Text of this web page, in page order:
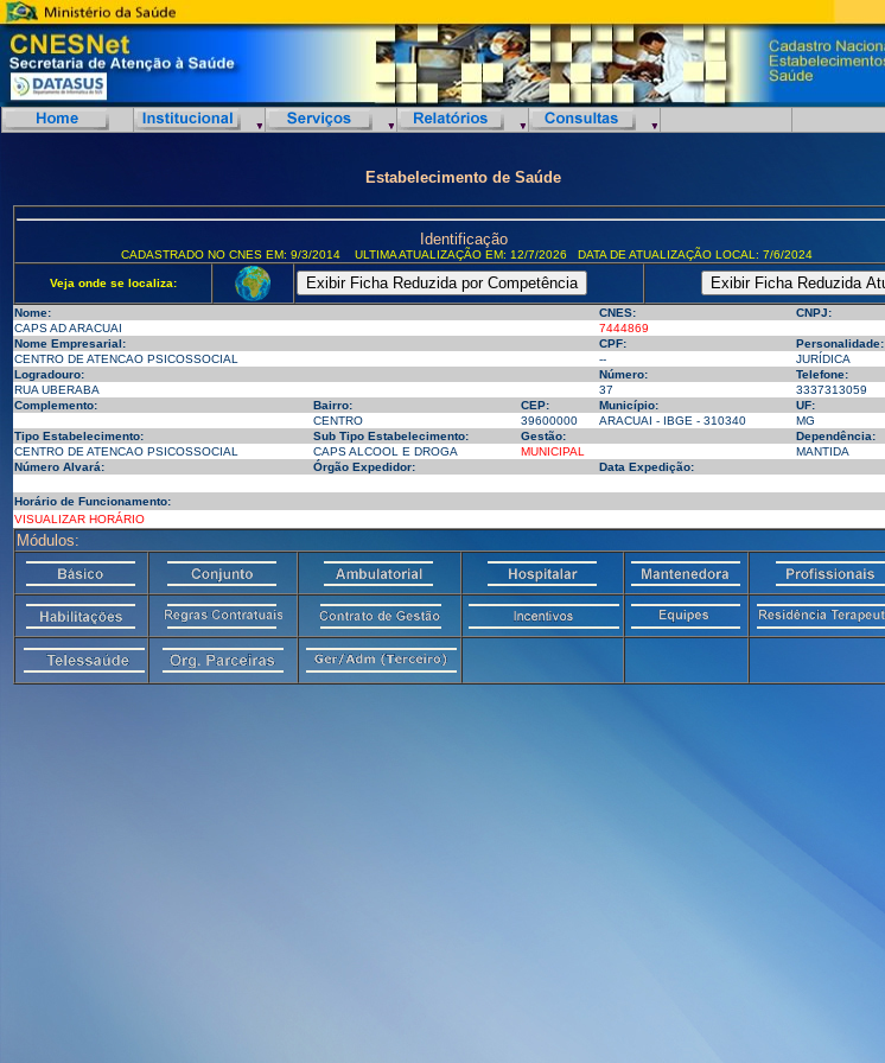
Estabelecimento de Saúde
Identificação
CADASTRADO NO CNES EM: 9/3/2014 ULTIMA ATUALIZAÇÃO EM: 12/7/2026 DATA DE ATUALIZAÇÃO LOCAL: 7/6/2024
Veja onde se localiza:
Nome: CNES:
CNPJ:
CAPS AD ARACUAI
7444869
Nome Empresarial:
CPF:
Personalidade:
CENTRO DE ATENCAO PSICOSSOCIAL
--
JURÍDICA
Logradouro:
Número:
Telefone:
RUA UBERABA
37
3337313059
Complemento:
Bairro: CEP: Município:
UF:
CENTRO
39600000 ARACUAI - IBGE - 310340
MG
Tipo Estabelecimento:
Sub Tipo Estabelecimento: Gestão:
Dependência:
CENTRO DE ATENCAO PSICOSSOCIAL
CAPS ALCOOL E DROGA MUNICIPAL
MANTIDA
Número Alvará:
Órgão Expedidor: Data Expedição:
Horário de Funcionamento:
VISUALIZAR HORÁRIO
Módulos: